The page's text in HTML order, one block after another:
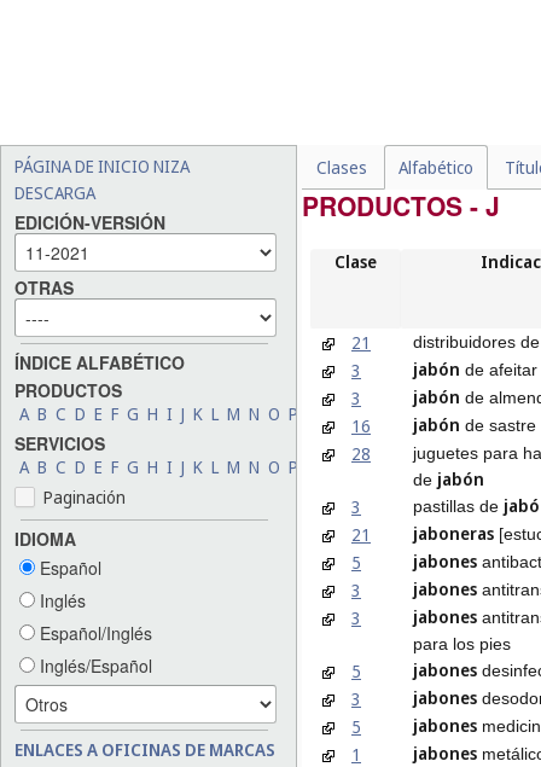
PÁGINA DE INICIO NIZA
DESCARGA
EDICIÓN-VERSIÓN
OTRAS
ÍNDICE ALFABÉTICO
PRODUCTOS
A B C D E F G H I J K L M N O P R S V W X
SERVICIOS
A B C D E F G H I J K L M N O P R S T V W X Y Z
Paginación
IDIOMA
Español
Inglés
Español/Inglés
Inglés/Español
ENLACES A OFICINAS DE MARCAS
Clases Alfabético
PRODUCTOS - J
Clase
21 distribuidores
3 jabón de afeitar
3 jabón de
16 jabón de sastre
28
juguetes para
de jabón
3
pastillas de
21
jaboneras
5 jabones
3 jabones
3 jabones
para los pies
5 jabones
3 jabones
5 jabones
1 jabones